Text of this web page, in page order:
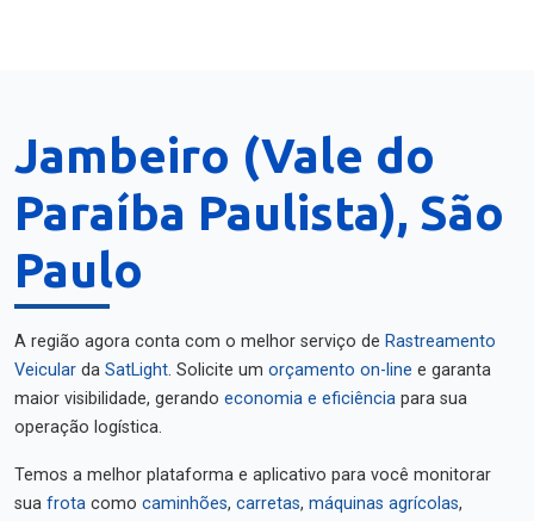
Jambeiro (Vale do
Paraíba Paulista), São
Paulo
A região agora conta com o melhor serviço de Rastreamento
Veicular da SatLight. Solicite um orçamento on-line e garanta
maior visibilidade, gerando economia e eficiência para sua
operação logística.
Temos a melhor plataforma e aplicativo para você monitorar
sua frota como caminhões, carretas, máquinas agrícolas,